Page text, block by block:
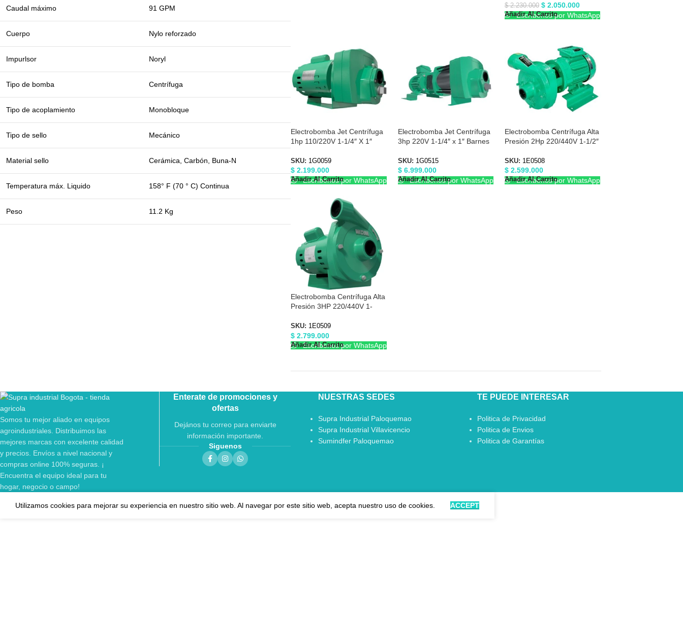
Caudal máximo 91 GPM
Cuerpo Nylo reforzado
Impurlsor Noryl
Tipo de bomba Centrífuga
Tipo de acoplamiento Monobloque
Tipo de sello Mecánico
Material sello Cerámica, Carbón, Buna-N
Temperatura máx. Liquido 158° F (70 ° C) Continua
Peso 11.2 Kg
$2.230.000 $2.050.000
Añadir Al Carrito
Escríbenos por WhatsApp
Electrobomba Jet Centrífuga
1hp 110/220V 1-1/4″ X 1″
SKU: 1G0059
$ 2.199.000
Añadir Al Carrito
Escríbenos por WhatsApp
Electrobomba Jet Centrífuga
3hp 220V 1-1/4″ x 1″ Barnes
SKU: 1G0515
$6.999.000
Añadir Al Carrito
Escríbenos por WhatsApp
Electrobomba Centrífuga Alta
Presión 2Hp 220/440V 1-1/2″
SKU: 1E0508
$2.599.000
Añadir Al Carrito
Escríbenos por WhatsApp
Electrobomba Centrífuga Alta
Presión 3HP 220/440V 1-
SKU: 1E0509
$ 2.799.000
Añadir Al Carrito
Escríbenos por WhatsApp
Somos tu mejor aliado en equipos
agroindustriales. Distribuimos las
mejores marcas con excelente calidad
y precios. Envíos a nivel nacional y
compras online 100% seguras. ¡
Encuentra el equipo ideal para tu
hogar, negocio o campo!
Enterate de promociones y
ofertas
Dejános tu correo para enviarte
información importante.
Siguenos
NUESTRAS SEDES
Supra Industrial Paloquemao
Supra Industrial Villavicencio
Sumindfer Paloquemao
TE PUEDE INTERESAR
Politica de Privacidad
Politica de Envios
Politica de Garantías
Utilizamos cookies para mejorar su experiencia en nuestro sitio web. Al navegar por este sitio web, acepta nuestro uso de cookies. ACCEPT